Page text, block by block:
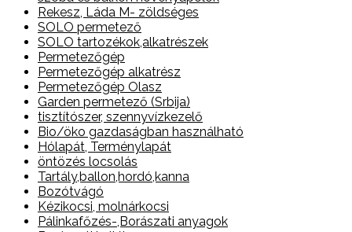
Rekesz, Láda M- zöldséges
SOLO permetező
SOLO tartozékok,alkatrészek
Permetezőgép
Permetezőgép alkatrész
Permetezőgép Olasz
Garden permetező (Srbija)
tisztítószer, szennyvízkezelő
Bio/öko gazdaságban használható
Hólapát, Terménylapát
öntözés locsolás
Tartály,ballon,hordó,kanna
Bozótvágó
Kézikocsi, molnárkocsi
Pálinkafőzés-,Borászati anyagok